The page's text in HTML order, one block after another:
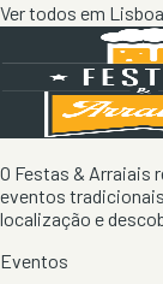
Ver todos em Lisboa
O Festas & Arraiais
eventos
localização e
Eventos